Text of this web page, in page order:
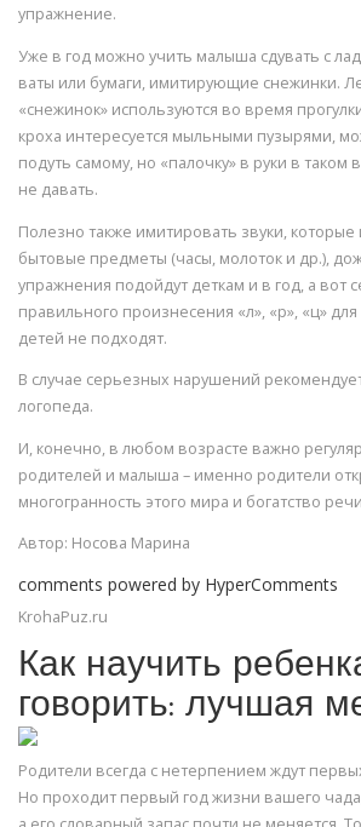
упражнение.
Уже в год можно учить малыша сдувать с
ваты или бумаги, имитирующие снежинки.
«снежинок» используются во время
кроха интересуется мыльными пузырями,
подуть самому, но «палочку» в руки в
не давать.
Полезно также имитировать звуки,
бытовые предметы (часы, молоток и др.),
упражнения подойдут деткам и в год, а вот
правильного произнесения «л», «р», «ц»
детей не подходят.
В случае серьезных нарушений
логопеда.
И, конечно, в любом возрасте важно
родителей и малыша – именно родители
многогранность этого мира и богатство
Автор: Носова Марина
comments powered by HyperComments
KrohaPuz.ru
Как научить
говорить: лучшая
Родители всегда с нетерпением ждут
Но проходит первый год жизни вашего